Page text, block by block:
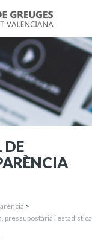
DE
>
pressupostària i estadística